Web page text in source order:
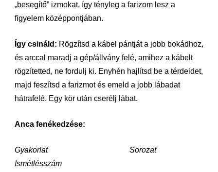
„besegítő” izmokat, így tényleg a farizom lesz a
figyelem középpontjában.
Így csináld: Rögzítsd a kábel pántját a jobb bokádhoz,
és arccal maradj a gép/állvány felé, amihez a kábelt
rögzítetted, ne fordulj ki. Enyhén hajlítsd be a térdeidet,
majd feszítsd a farizmot és emeld a jobb lábadat
hátrafelé. Egy kör után cserélj lábat.
Anca fenékedzése:
Gyakorlat Sorozat
Ismétlésszám